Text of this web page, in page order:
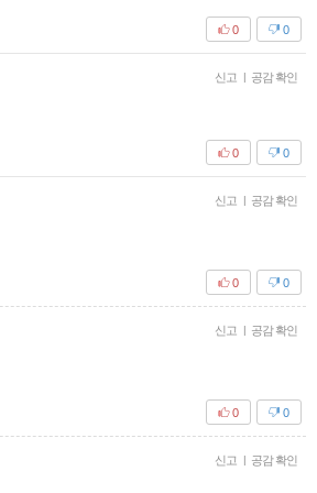
0
0
신고 | 공감 확인
0
0
신고 | 공감 확인
0
0
신고 | 공감 확인
0
0
신고 | 공감 확인